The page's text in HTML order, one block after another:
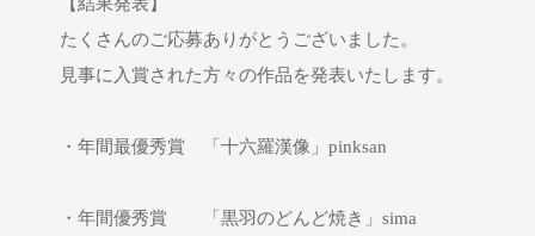
【結果発表】
たくさんのご応募ありがとうございました。
見事に入賞された方々の作品を発表いたします。
・年間最優秀賞 「十六羅漢像」pinksan
・年間優秀賞 「黒羽のどんど焼き」sima